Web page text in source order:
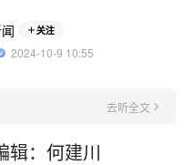
关注
  2024-10-9 10:55
去听全文
：何建川